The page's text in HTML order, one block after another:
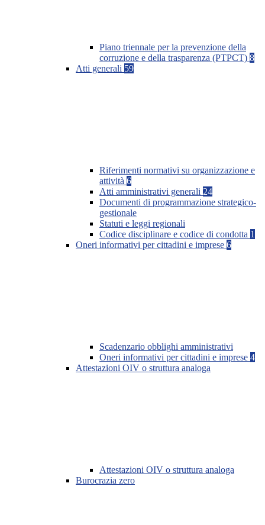
Piano triennale per la prevenzione della
corruzione e della trasparenza (PTPCT) 8
Atti generali 59
Riferimenti normativi su organizzazione e
attività 6
Atti amministrativi generali 24
Documenti di programmazione strategico-
gestionale
Statuti e leggi regionali
Codice disciplinare e codice di condotta 1
Oneri informativi per cittadini e imprese 6
Scadenzario obblighi amministrativi
Oneri informativi per cittadini e imprese 4
Attestazioni OIV o struttura analoga
Attestazioni OIV o struttura analoga
Burocrazia zero